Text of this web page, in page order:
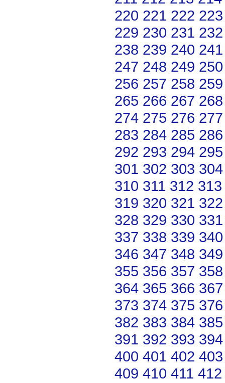
220 221 222 223
229 230 231 232
238 239 240 241
247 248 249 250
256 257 258 259
265 266 267 268
274 275 276 277
283 284 285 286
292 293 294 295
301 302 303 304
310 311 312 313
319 320 321 322
328 329 330 331
337 338 339 340
346 347 348 349
355 356 357 358
364 365 366 367
373 374 375 376
382 383 384 385
391 392 393 394
400 401 402 403
409 410 411 412